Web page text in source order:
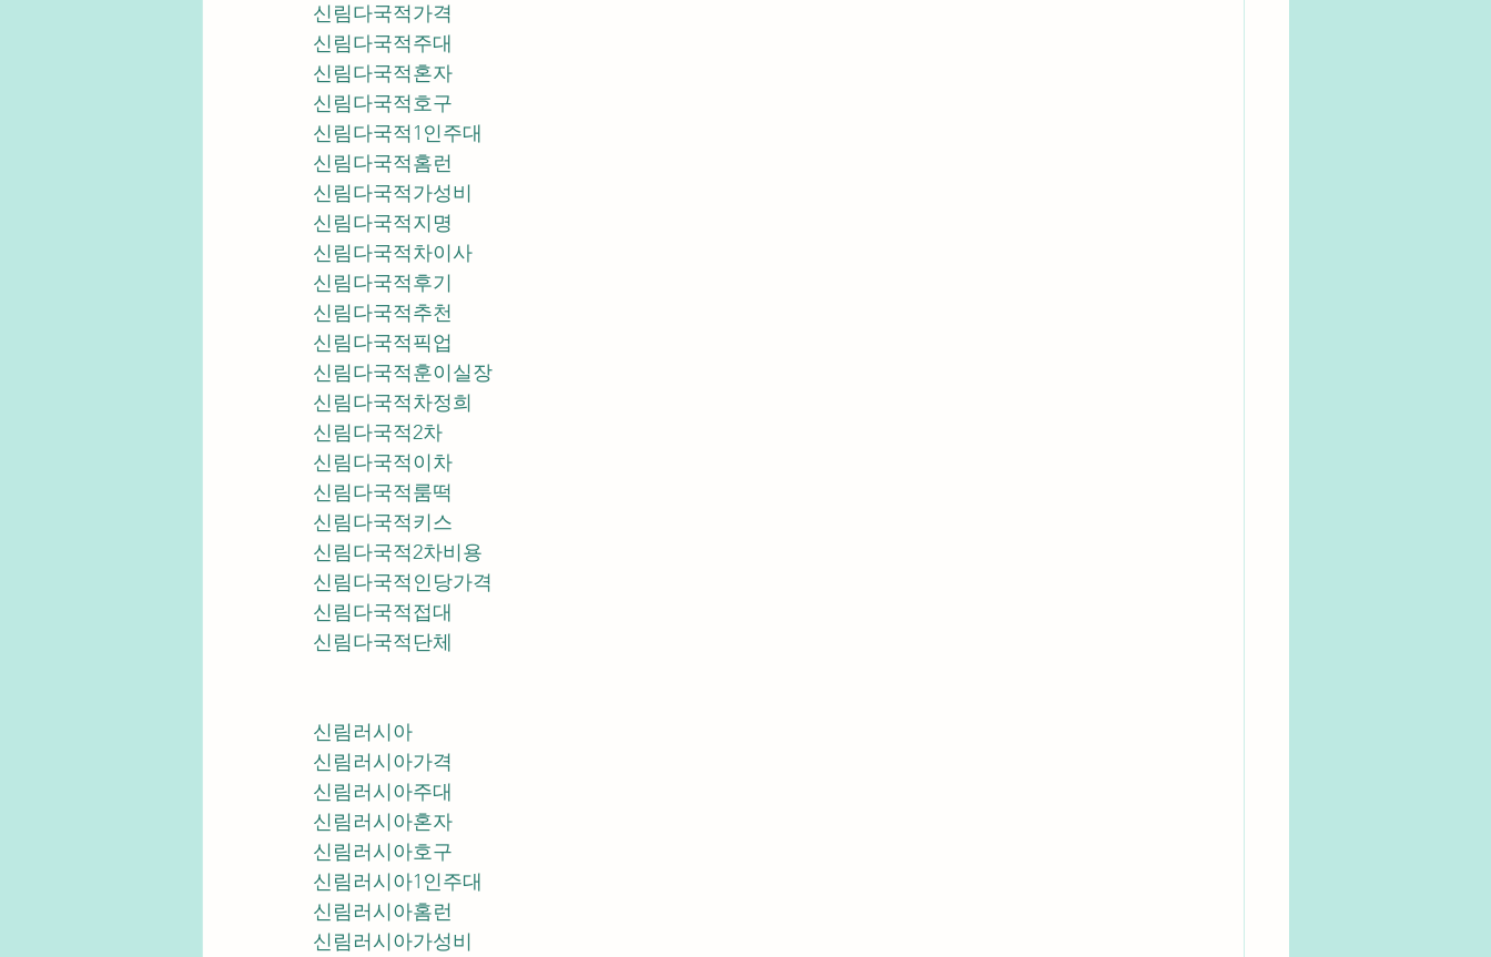
신림다국적가격
신림다국적주대
신림다국적혼자
신림다국적호구
신림다국적1인주대
신림다국적홈런
신림다국적가성비
신림다국적지명
신림다국적차이사
신림다국적후기
신림다국적추천
신림다국적훈이실장
신림다국적차정희
신림다국적2차
신림다국적이차
신림다국적룸떡
신림다국적키스
신림다국적2차비용
신림다국적인당가격
신림다국적접대
신림다국적단체
신림러시아
신림러시아가격
신림러시아주대
신림러시아혼자
신림러시아호구
신림러시아1인주대
신림러시아홈런
신림러시아가성비